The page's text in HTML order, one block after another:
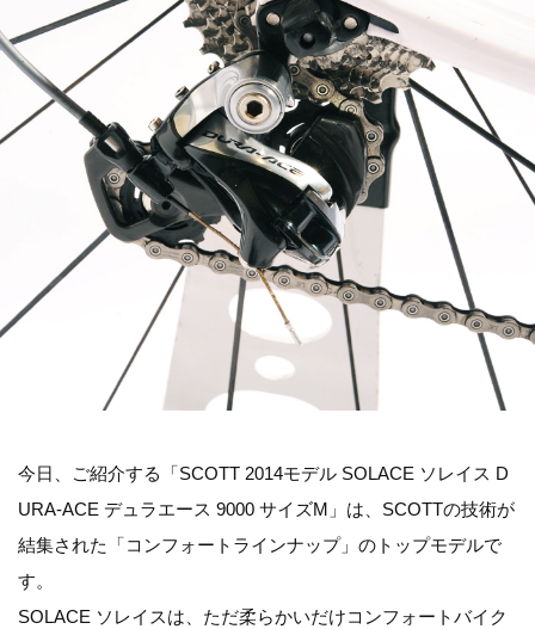
今日、ご紹介する「SCOTT 2014モデル SOLACE ソレイス D
URA-ACE デュラエース 9000 サイズM」は、SCOTTの技術が
結集された「コンフォートラインナップ」のトップモデルで
す。
SOLACE ソレイスは、ただ柔らかいだけコンフォートバイク